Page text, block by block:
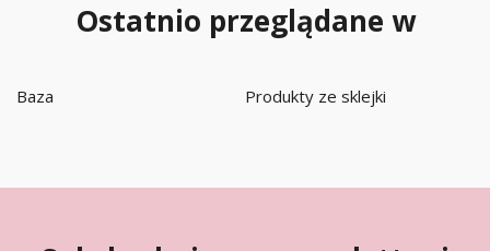
Ostatnio przeglądane w
Baza Produkty ze sklejki